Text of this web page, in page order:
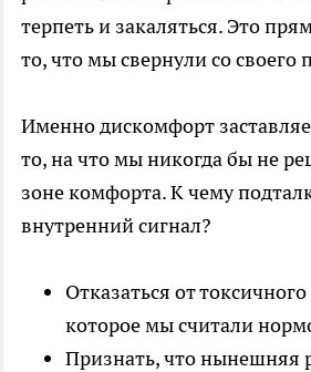
терпеть и закаляться. Это
то, что мы свернули со своего
Именно дискомфорт
то, на что мы никогда бы не
зоне комфорта. К чему
внутренний сигнал?
Отказаться от
которое мы считали
Признать, что нынешняя